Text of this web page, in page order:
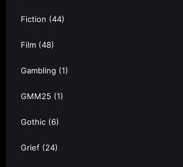
Fiction (44)
Film (48)
Gambling (1)
GMM25 (1)
Gothic (6)
Grief (24)